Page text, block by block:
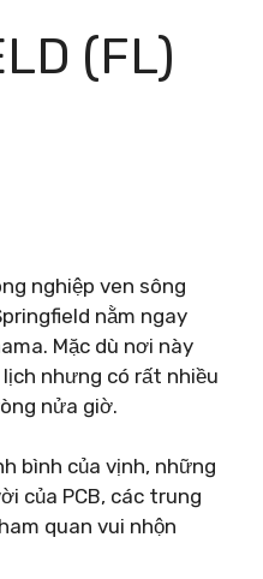
(FL)
nghiệp ven sông
nằm ngay
Mặc dù nơi này
nhưng có rất nhiều
nửa giờ.
bình của vịnh, những
của PCB, các trung
quan vui nhộn